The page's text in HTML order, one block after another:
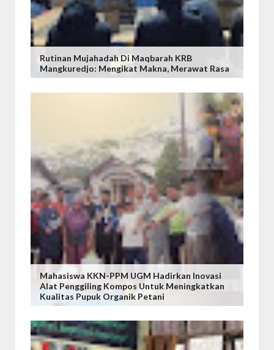
Rutinan Mujahadah Di Maqbarah KRB
Mangkuredjo: Mengikat Makna, Merawat Rasa
Mahasiswa KKN-PPM UGM Hadirkan Inovasi
Alat Penggiling Kompos Untuk Meningkatkan
Kualitas Pupuk Organik Petani